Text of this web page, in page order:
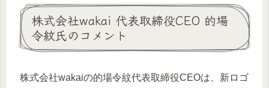
株式会社wakai 代表取締役CEO 的場
令紋氏のコメント
株式会社wakaiの的場令紋代表取締役CEOは、新ロゴ